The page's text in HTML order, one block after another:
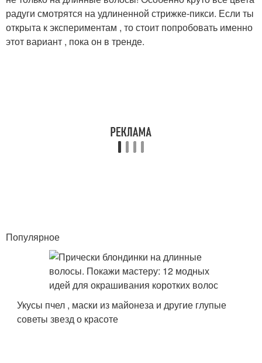
радуги смотрятся на удлиненной стрижке-пикси. Если ты
открыта к экспериментам , то стоит попробовать именно
этот вариант , пока он в тренде.
Популярное
Укусы пчел , маски из майонеза и другие глупые
советы звезд о красоте